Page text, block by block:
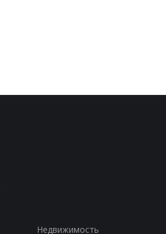
Недвижимость